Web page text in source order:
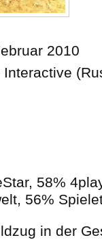
2010
Interactive
58%
56%
in der